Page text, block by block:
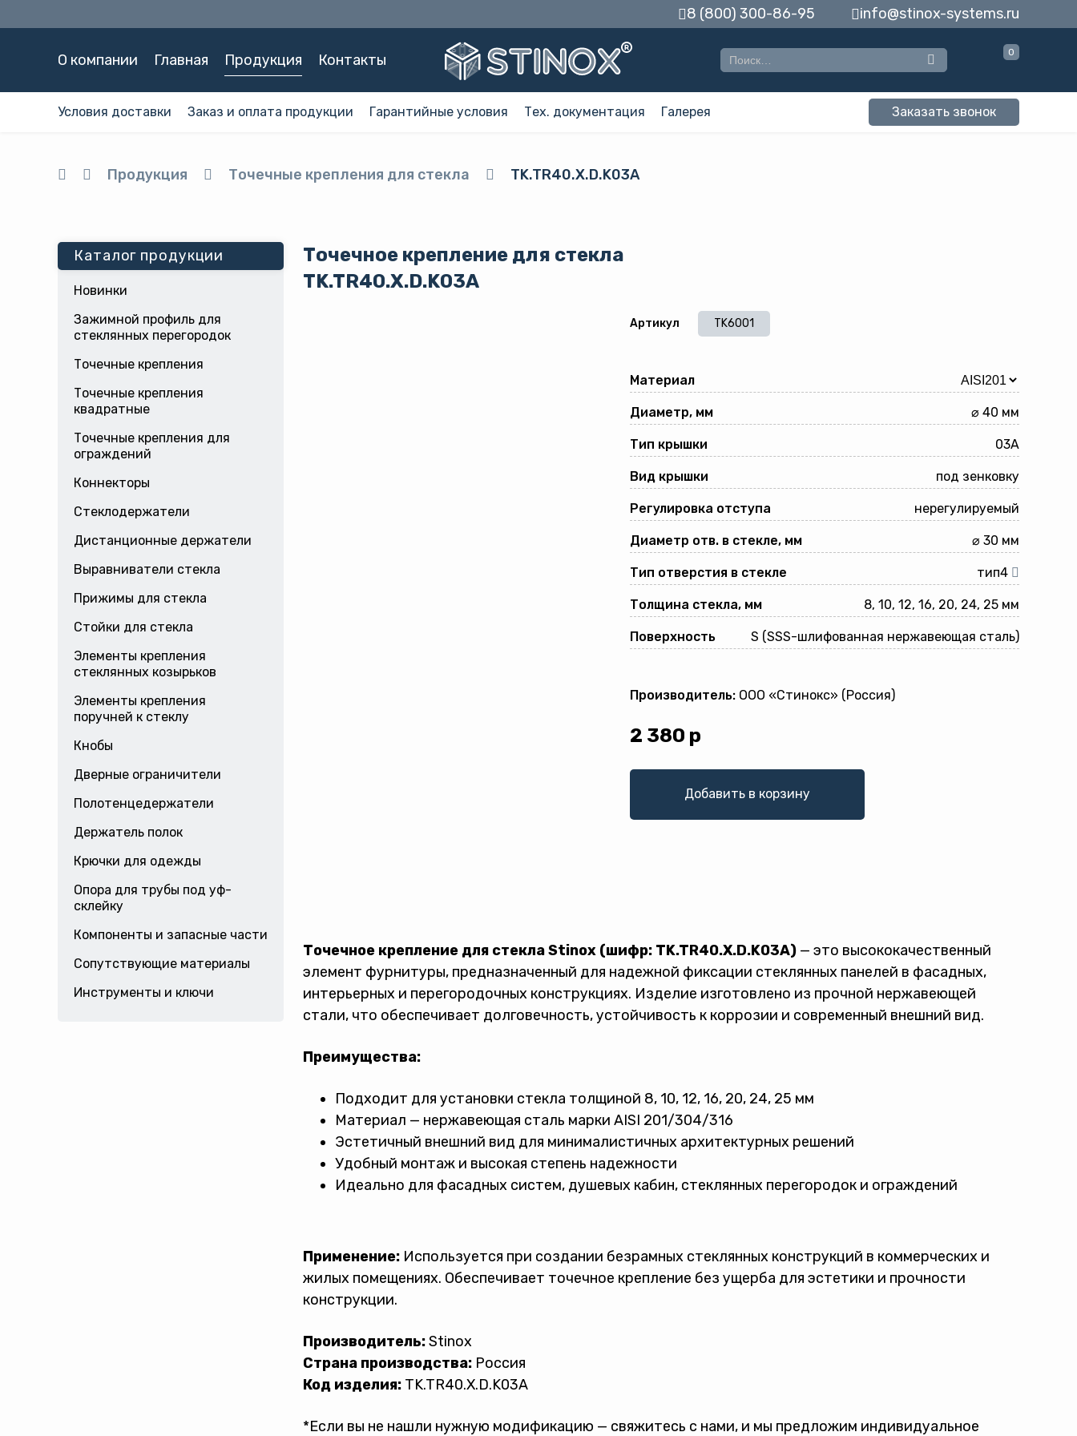
info@stinox-systems.ru
8 (800) 300-86-95
О компании Главная Продукция Контакты 0
Условия доставки Заказ и оплата продукции Гарантийные условия Тех. документация Галерея Заказать звонок
Продукция Точечные крепления для стекла TK.TR40.X.D.K03A
Каталог продукции
Новинки
Зажимной профиль для
стеклянных перегородок
Точечные крепления
Точечные крепления
квадратные
Точечные крепления для
ограждений
Коннекторы
Стеклодержатели
Дистанционные держатели
Выравниватели стекла
Прижимы для стекла
Стойки для стекла
Элементы крепления
стеклянных козырьков
Элементы крепления
поручней к стеклу
Кнобы
Дверные ограничители
Полотенцедержатели
Держатель полок
Крючки для одежды
Опора для трубы под уф-
склейку
Компоненты и запасные части
Сопутствующие материалы
Инструменты и ключи
Точечное крепление для стекла
TK.TR40.X.D.K03A
Артикул TK6001
Материал
Диаметр, мм ⌀ 40 мм
Тип крышки 03A
Вид крышки под зенковку
Регулировка отступа нерегулируемый
Диаметр отв. в стекле, мм ⌀ 30 мм
Тип отверстия в стекле тип4
Толщина стекла, мм 8, 10, 12, 16, 20, 24, 25 мм
Поверхность S (SSS-шлифованная нержавеющая сталь)
Производитель: ООО «Стинокс» (Россия)
2 380 р
Добавить в корзину
Точечное крепление для стекла Stinox (шифр: TK.TR40.X.D.K03A) — это высококачественный
элемент фурнитуры, предназначенный для надежной фиксации стеклянных панелей в фасадных,
интерьерных и перегородочных конструкциях. Изделие изготовлено из прочной нержавеющей
стали, что обеспечивает долговечность, устойчивость к коррозии и современный внешний вид.
Преимущества:
Подходит для установки стекла толщиной 8, 10, 12, 16, 20, 24, 25 мм
Материал — нержавеющая сталь марки AISI 201/304/316
Эстетичный внешний вид для минималистичных архитектурных решений
Удобный монтаж и высокая степень надежности
Идеально для фасадных систем, душевых кабин, стеклянных перегородок и ограждений
Применение: Используется при создании безрамных стеклянных конструкций в коммерческих и
жилых помещениях. Обеспечивает точечное крепление без ущерба для эстетики и прочности
конструкции.
Производитель:Stinox
Страна производства: Россия
Код изделия: TK.TR40.X.D.K03A
*Если вы не нашли нужную модификацию — свяжитесь с нами, и мы предложим индивидуальное